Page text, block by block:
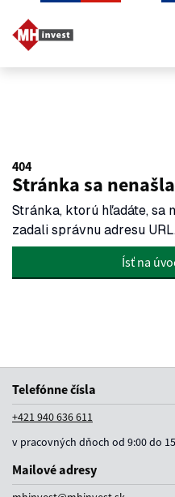
404
Stránka sa nenašla
Stránka, ktorú hľadáte, sa
zadali správnu adresu
Ísť na
Telefónne čísla
+421 940 636 611
v pracovných dňoch od 9:00 do
Mailové adresy